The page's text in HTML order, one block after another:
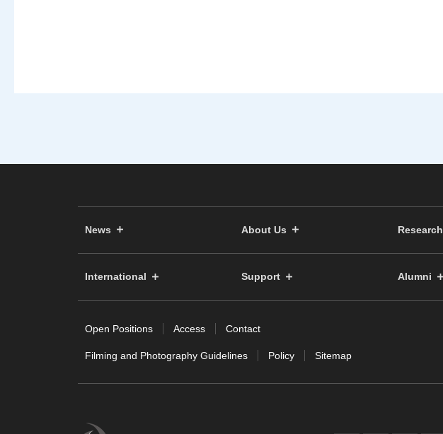
News About Us Research
International Support Alumni
Open Positions Access Contact
Filming and Photography Guidelines Policy Sitemap